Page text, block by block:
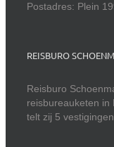
Postadres: Plein
REISBURO
Reisburo
reisbureauketen in
telt zij 5